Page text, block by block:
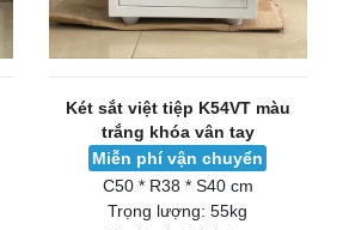
Két sắt việt tiệp K54VT màu
trắng khóa vân tay
Miễn phí vận chuyển
C50 * R38 * S40 cm
Trọng lượng: 55kg